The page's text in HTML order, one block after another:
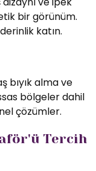
bir görünüm.
katın.
bıyık alma ve
bölgeler dahil
çözümler.
Tercih